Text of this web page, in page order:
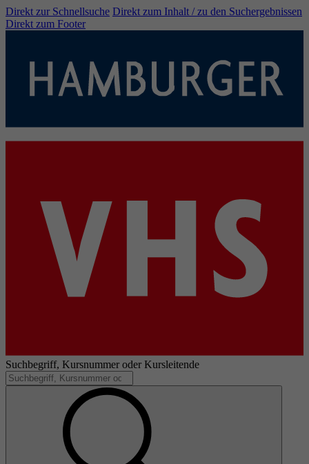
Direkt zur Schnellsuche Direkt zum Inhalt / zu den Suchergebnissen
Direkt zum Footer
Suchbegriff, Kursnummer oder Kursleitende